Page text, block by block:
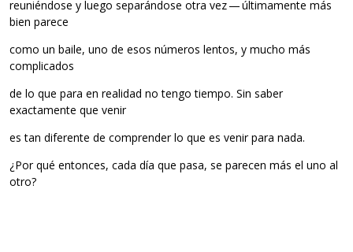
reuniéndose y luego separándose otra vez — últimamente más
bien parece
como un baile, uno de esos números lentos, y mucho más
complicados
de lo que para en realidad no tengo tiempo. Sin saber
exactamente que venir
es tan diferente de comprender lo que es venir para nada.
¿Por qué entonces, cada día que pasa, se parecen más el uno al
otro?